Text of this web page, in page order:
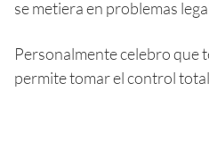
se metiera en problemas
Personalmente celebro que
permite tomar el control